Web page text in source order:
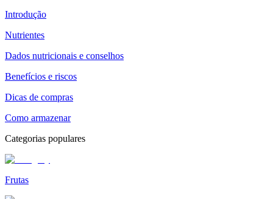
Introdução
Nutrientes
Dados nutricionais e conselhos
Benefícios e riscos
Dicas de compras
Como armazenar
Categorias populares
Frutas